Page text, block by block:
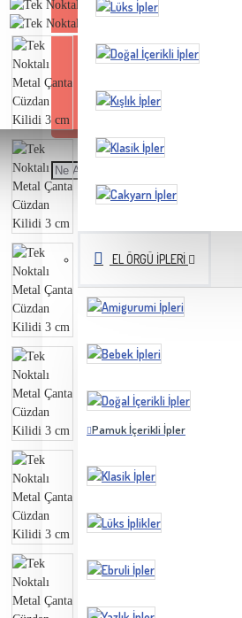
EL ÖRGÜ İPLERI
Pamuk İçerikli İpler